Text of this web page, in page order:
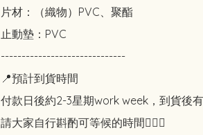
片材：（織物）PVC、聚酯
止動墊：PVC
------------------------------
📍預計到貨時間
付款日後約2-3星期work week，到貨後
請大家自行斟酌可等候的時間🙇🏻‍♀️